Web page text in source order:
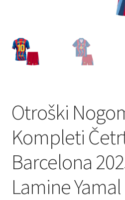
Otroški
Kompleti
Barcelona
Lamine